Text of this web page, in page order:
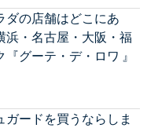
ダの店舗はどこにあ
浜・名古屋・大阪・福
グーテ・デ・ロワ 』
ガードを買うならしま